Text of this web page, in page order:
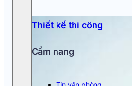
Thiết kế thi công
Cẩm nang
Tin văn phòng